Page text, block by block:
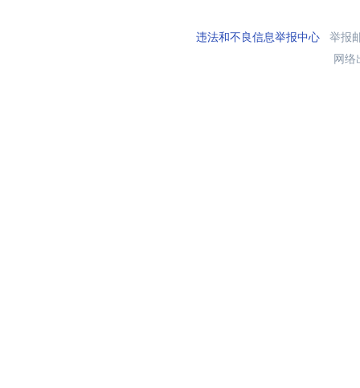
违法和不良信息举报中心举报
网